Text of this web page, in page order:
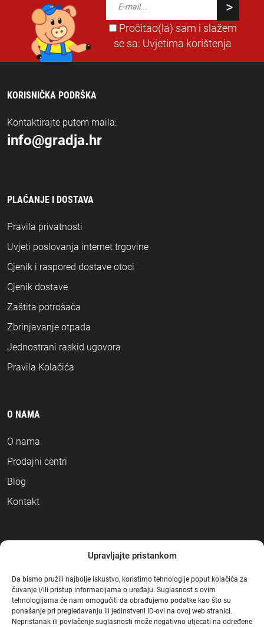
Upravljajte pristankom
Da bismo pružili najbolje iskustvo, koristimo tehnologije poput kolačića za
čuvanje i/ili pristup informacijama o uređaju. Suglasnost s ovim
tehnologijama će nam omogućiti da obrađujemo podatke kao što su
ponašanje pri pregledavanju ili jedinstveni ID-ovi na ovoj web stranici.
Nepristanak ili povlačenje suglasnosti može negativno utjecati na određene
Pročitao(la) sam i slažem
se sa: Uvjetima korištenja
KORISNIČKA PODRŠKA
Kontaktirajte putem maila:
info@gradja.hr
PLAĆANJE I DOSTAVA
Pravila privatnosti
Uvjeti poslovanja internet trgovine
Cjenik i raspored dostave otoci
Cjenik dostave
Zaštita potrošača
Zbrinjavanje otpada
Jednostrani raskid ugovora
Pravila Kolačića
O NAMA
O nama
Prodajni centri
Blog
Kontakt